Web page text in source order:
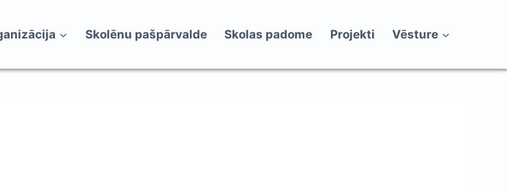
Skolēnu pašpārvalde Skolas padome Projekti Vēsture